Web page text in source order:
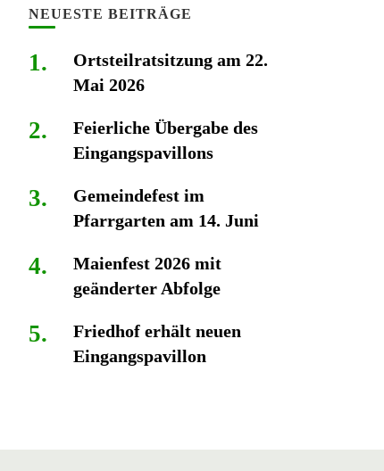
NEUESTE BEITRÄGE
Ortsteilratsitzung am 22.
Mai 2026
Feierliche Übergabe des
Eingangspavillons
Gemeindefest im
Pfarrgarten am 14. Juni
Maienfest 2026 mit
geänderter Abfolge
Friedhof erhält neuen
Eingangspavillon